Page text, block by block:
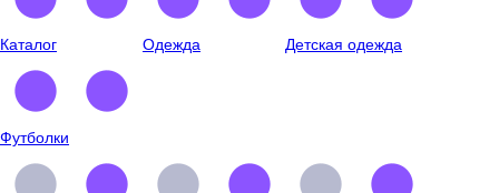
Каталог Одежда Детская одежда
Футболки